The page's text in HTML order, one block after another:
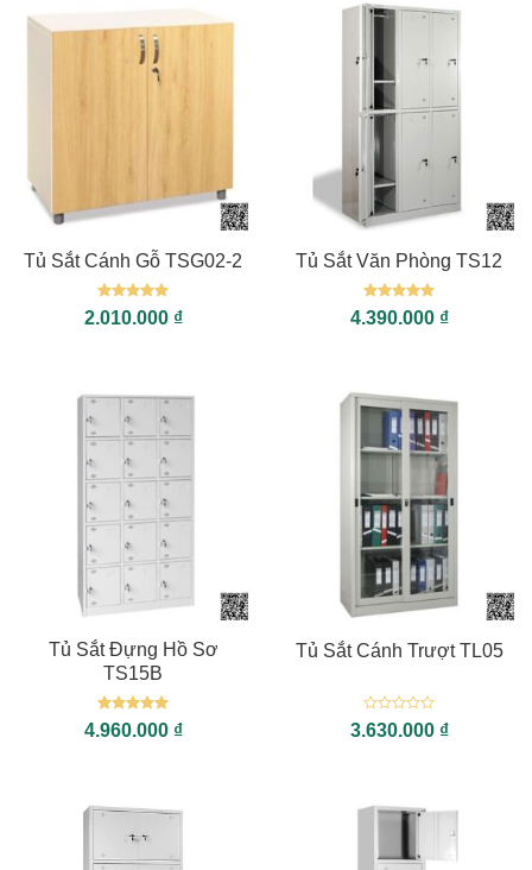
Tủ Sắt Cánh Gỗ TSG02-2
Được xếp
hạng55
2.010.000 ₫
Tủ Sắt Văn Phòng TS12
Được xếp
hạng55
4.390.000 ₫
Tủ Sắt Đựng Hồ Sơ
TS15B
Được xếp
hạng55
4.960.000 ₫
Tủ Sắt Cánh Trượt TL05
Được
xếp
3.630.000 ₫